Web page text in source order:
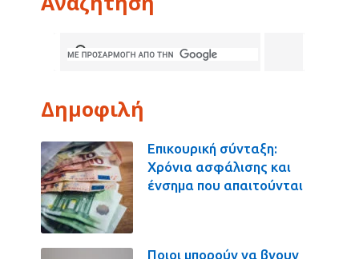
Δημοφιλή
Επικουρική σύνταξη:
Χρόνια ασφάλισης και
ένσημα που απαιτούνται
Ποιοι μπορούν να βγουν